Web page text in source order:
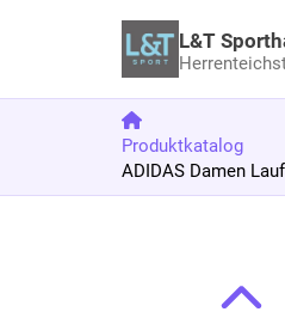
L&T
Produktkatalog
ADIDAS Damen
Zur Produktbeschreibung